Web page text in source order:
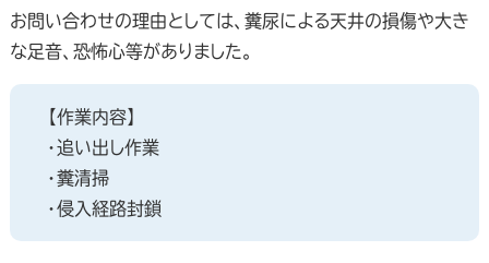
お問い合わせの理由としては、糞尿による天井の損傷や大き
な足音、恐怖心等がありました。
【作業内容】
・追い出し作業
・糞清掃
・侵入経路封鎖